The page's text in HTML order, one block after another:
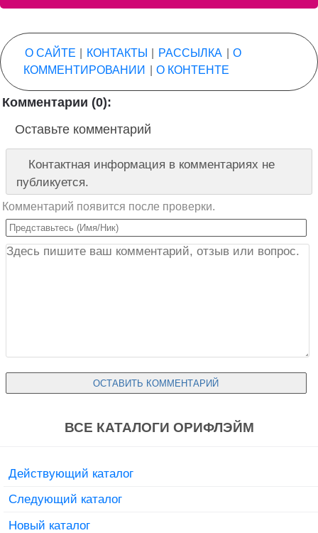
О САЙТЕ КОНТАКТЫ РАССЫЛКА
О
КОММЕНТИРОВАНИИ
О КОНТЕНТЕ
Комментарии (0):
Оставьте комментарий
Контактная информация в комментариях не
публикуется.
Комментарий появится после проверки.
ВСЕ КАТАЛОГИ ОРИФЛЭЙМ
Действующий каталог
Следующий каталог
Новый каталог